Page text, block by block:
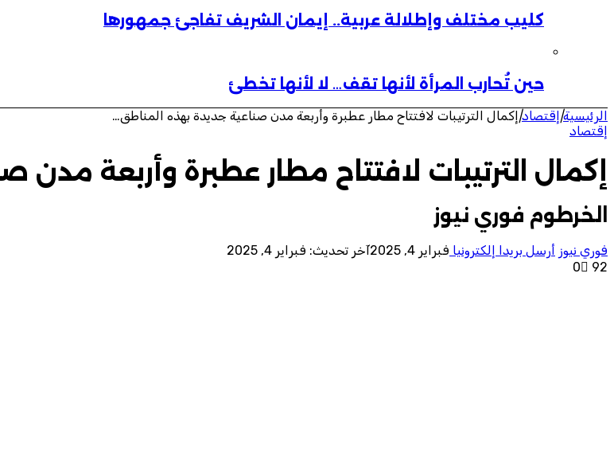
كليب مختلف وإطلالة عربية.. إيمان الشريف تفاجئ جمهورها
حين تُحارب المرأة لأنها تقف… لا لأنها تخطئ
الرئيسية| إقتصاد| إكمال الترتيبات لافتتاح مطار عطبرة وأربعة مدن صناعية جديدة بهذه المناطق…
إقتصاد
إكمال الترتيبات لافتتاح مطار عطبرة وأربعة
الخرطوم فوري نيوز
فوري نيوز أرسل بريدا إلكترونيا فبراير 4, 2025
آخر تحديث: فبراير 4, 2025
0
92